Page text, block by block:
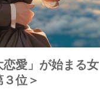
恋愛」が始まる女
位＞